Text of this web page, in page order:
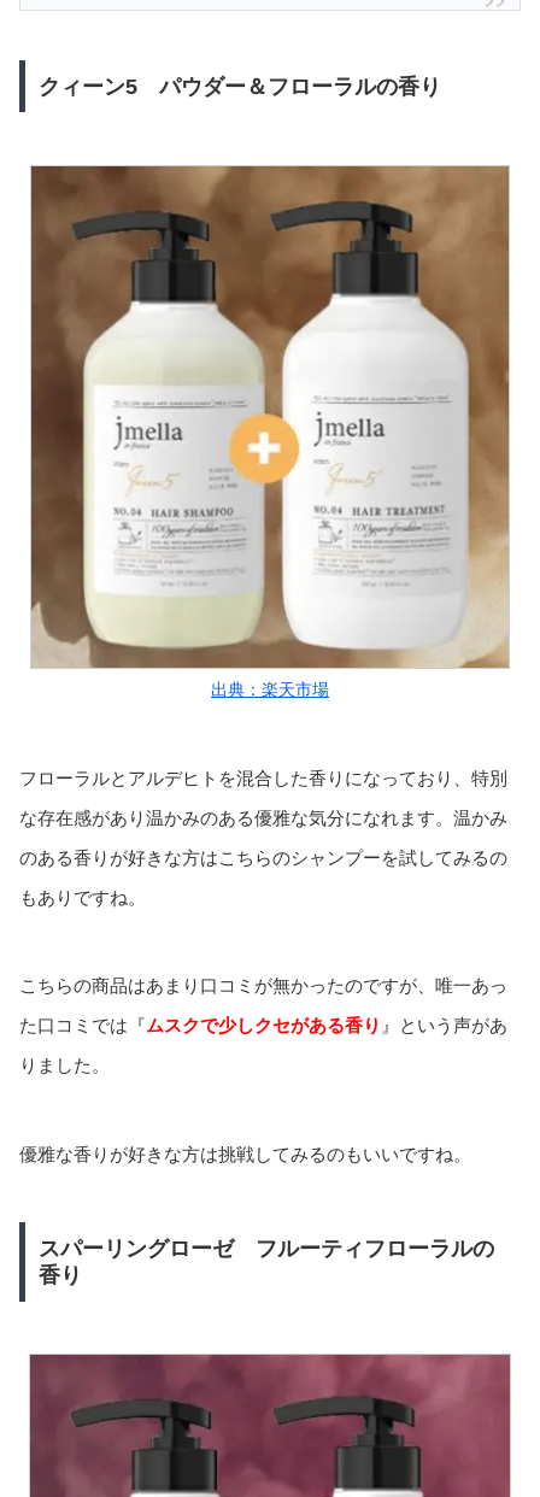
クィーン5 パウダー＆フローラルの香り
出典：楽天市場
フローラルとアルデヒトを混合した香りになっており、特別
な存在感があり温かみのある優雅な気分になれます。温かみ
のある香りが好きな方はこちらのシャンプーを試してみるの
もありですね。
こちらの商品はあまり口コミが無かったのですが、唯一あっ
た口コミでは『ムスクで少しクセがある香り 』という声があ
りました。
優雅な香りが好きな方は挑戦してみるのもいいですね。
スパーリングローゼ フルーティフローラルの
香り